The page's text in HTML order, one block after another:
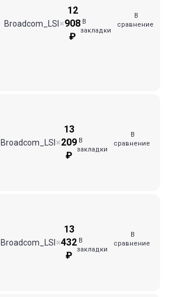
Broadcom_LSI✖
12
908
₽
В
закладки
В
сравнение
Broadcom_LSI✖
13
209
₽
В
закладки
В
сравнение
Broadcom_LSI✖
13
432
₽
В
закладки
В
сравнение